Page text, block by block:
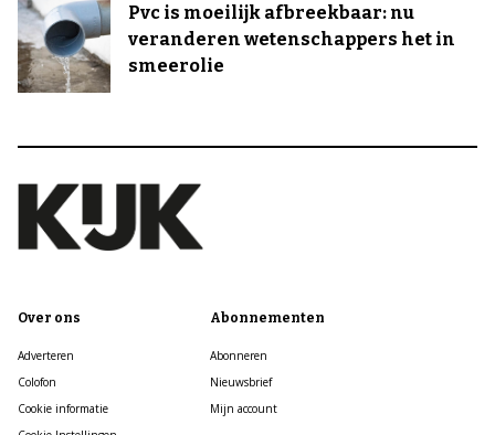
Pvc is moeilijk afbreekbaar: nu
veranderen wetenschappers het in
smeerolie
Over ons
Adverteren
Colofon
Cookie informatie
Abonnementen
Abonneren
Nieuwsbrief
Mijn account